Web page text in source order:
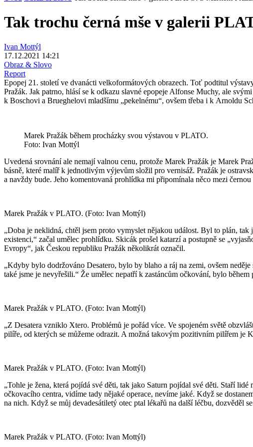
Tak trochu černá mše v galerii
Ivan Mottýl
17.12.2021 14:21
Obraz & Slovo
Report
Epopej 21. století ve dvanácti velkoformátových obrazech. Toť podtitul
Pražák. Jak patrno, hlásí se k odkazu slavné epopeje Alfonse Muchy, ale
k Boschovi a Brueghelovi mladšímu „pekelnému“, ovšem třeba i k Arnoldu
Marek Pražák během procházky svou výstavou v PLATO.
Foto: Ivan Mottýl
Uvedená srovnání ale nemají valnou cenu, protože Marek Pražák je Marek
básně, které malíř k jednotlivým výjevům složil pro vernisáž. Pražák je
a navždy bude. Jeho komentovaná prohlídka mi připomínala něco mezi
Marek Pražák v PLATO. (Foto: Ivan Mottýl)
„Doba je neklidná, chtěl jsem proto vymyslet nějakou událost. Byl to plán,
existenci,“ začal umělec prohlídku. Skicák prošel katarzí a postupně se
Evropy“, jak Českou republiku Pražák několikrát označil.
„Kdyby bylo dodržováno Desatero, bylo by blaho a ráj na zemi, ovšem
také jsme je nevyřešili.“ Že umělec nepatří k zastáncům očkování, bylo
Marek Pražák v PLATO. (Foto: Ivan Mottýl)
„Z Desatera vzniklo Xtero. Problémů je pořád více. Ve spojeném světě
pilíře, od kterých se můžeme odrazit. A možná takovým pozitivním pilířem je
Marek Pražák v PLATO. (Foto: Ivan Mottýl)
„Tohle je žena, která pojídá své děti, tak jako Saturn pojídal své děti. Staří
očkovacího centra, vidíme tady nějaké operace, nevíme jaké. Když se
na nich. Když se můj devadesátiletý otec ptal lékařů na další léčbu, dozvěděl
Marek Pražák v PLATO. (Foto: Ivan Mottýl)